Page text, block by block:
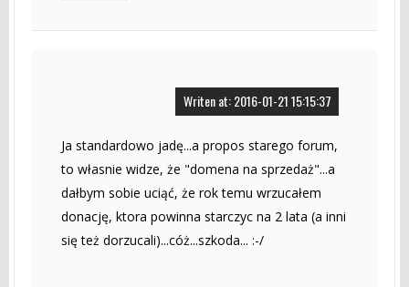
Writen at: 2016-01-21 15:15:37
Ja standardowo jadę...a propos starego forum,
to własnie widze, że "domena na sprzedaż"...a
dałbym sobie uciąć, że rok temu wrzucałem
donację, ktora powinna starczyc na 2 lata (a inni
się też dorzucali)...cóż...szkoda... :-/